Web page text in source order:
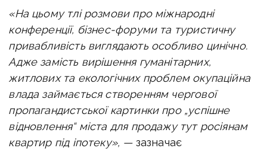
«На цьому тлі розмови про міжнародні
конференції, бізнес-форуми та туристичну
привабливість виглядають особливо цинічно.
Адже замість вирішення гуманітарних,
житлових та екологічних проблем окупаційна
влада займається створенням чергової
пропагандистської картинки про „успішне
відновлення“ міста для продажу тут росіянам
квартир під іпотеку», —зазначає